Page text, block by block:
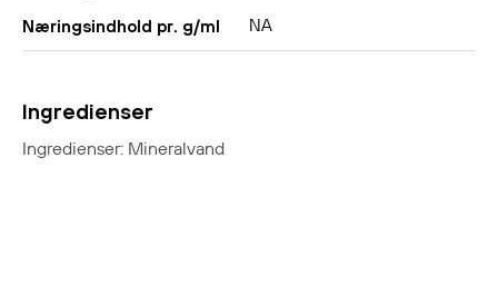
Næringsindhold pr. g/ml NA
Ingredienser
Ingredienser: Mineralvand